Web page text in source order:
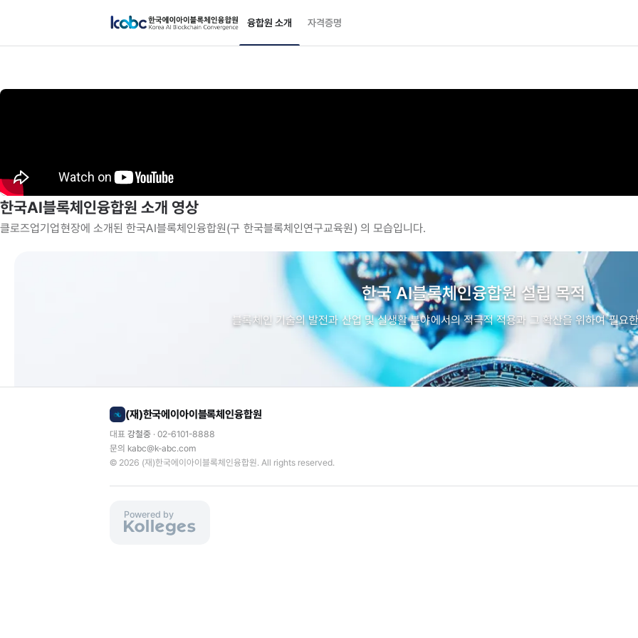
융합원 소개 자격증명
한국AI블록체인융합원 소개 영상
클로즈업기업현장에 소개된 한국AI블록체인융합원(구 한국블록체인연구교육원) 의 모습입니다.
한국 AI블록체인융합원 설립 목적
블록체인 기술의 발전과 산업 및 실생활 분야에서의 적극적 적용과 그 확산을 위하여 필요
(재)한국에이아이블록체인융합원
대표 강철중 · 02-6101-8888
문의 kabc@k-abc.com
© 2026 (재)한국에이아이블록체인융합원. All rights reserved.
Powered by